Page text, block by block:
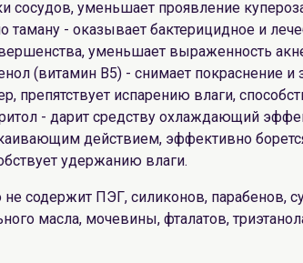
сосудов, уменьшает проявление
таману - оказывает бактерицидное и
уменьшает выраженность
(витамин B5) - снимает покраснение
препятствует испарению влаги,
- дарит средству охлаждающий
действием, эффективно
удержанию влаги.
не содержит ПЭГ, силиконов, парабенов,
масла, мочевины, фталатов,